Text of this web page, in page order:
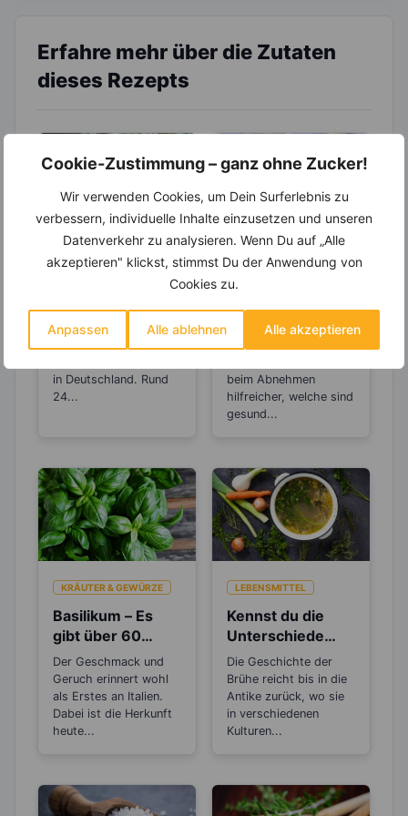
Cookie-Zustimmung – ganz ohne Zucker!
Wir verwenden Cookies, um Dein Surferlebnis zu
verbessern, individuelle Inhalte einzusetzen und unseren
Datenverkehr zu analysieren. Wenn Du auf „Alle
akzeptieren" klickst, stimmst Du der Anwendung von
Cookies zu.
Anpassen Alle ablehnen Alle akzeptieren
Erfahre mehr über die Zutaten
dieses Rezepts
Stoffs Lycopin
durchs
Tomaten belegen den
in Deutschland. Rund
24...
Kennst Du die
zwischen Sahne,
Saurer Sahne,
Schmand und
Co?
Welches Milchprodukt
beim Abnehmen
hilfreicher, welche sind
gesund...
KRÄUTER & GEWÜRZE
Basilikum – Es
gibt über 60
verschiedene
Arten
Der Geschmack und
Geruch erinnert wohl
als Erstes an Italien.
Dabei ist die Herkunft
heute...
LEBENSMITTEL
Kennst du die
Unterschiede
zwischen Brühe,
Fond und
Bouillon?
Die Geschichte der
Brühe reicht bis in die
Antike zurück, wo sie
in verschiedenen
Kulturen...